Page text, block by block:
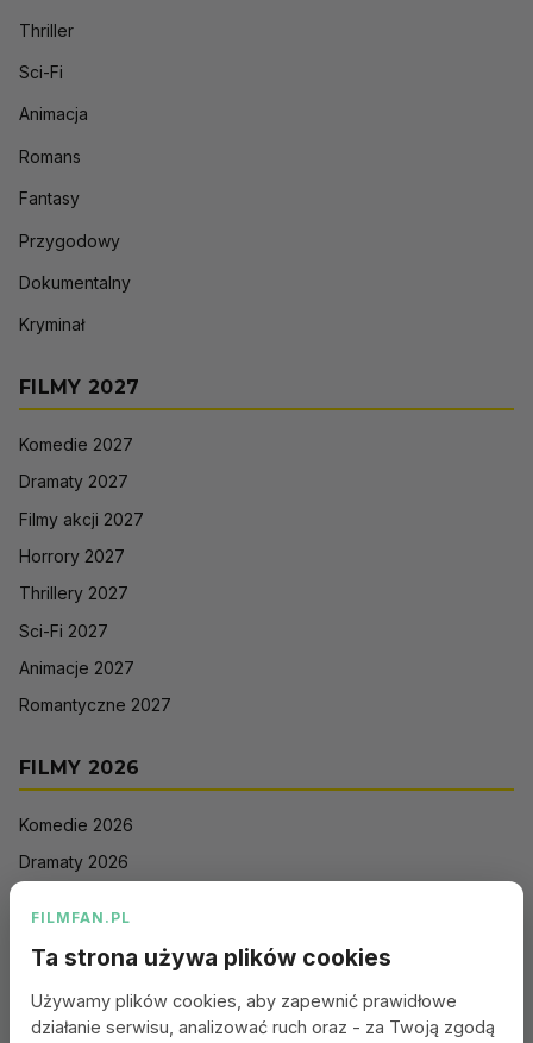
Thriller
Sci-Fi
Animacja
Romans
Fantasy
Przygodowy
Dokumentalny
Kryminał
FILMY 2027
Komedie 2027
Dramaty 2027
Filmy akcji 2027
Horrory 2027
Thrillery 2027
Sci-Fi 2027
Animacje 2027
Romantyczne 2027
FILMY 2026
Komedie 2026
Dramaty 2026
Sci-Fi 2026
FILMFAN.PL
Ta strona używa plików cookies
Używamy plików cookies, aby zapewnić prawidłowe
działanie serwisu, analizować ruch oraz - za Twoją zgodą